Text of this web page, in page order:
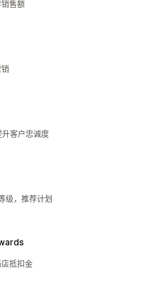
售额
客户忠诚度
级，推荐计划
抵扣金